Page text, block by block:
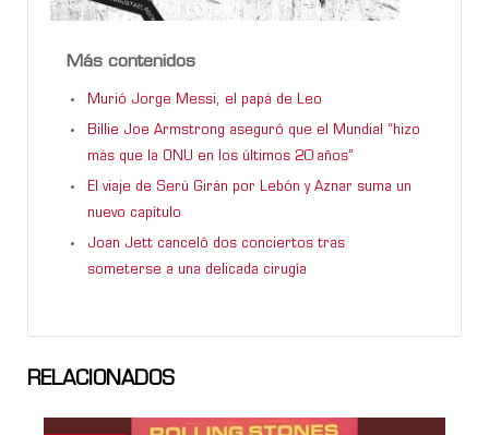
Más contenidos
Murió Jorge Messi, el papá de Leo
Billie Joe Armstrong aseguró que el Mundial “hizo
más que la ONU en los últimos 20 años”
El viaje de Serú Girán por Lebón y Aznar suma un
nuevo capítulo
Joan Jett canceló dos conciertos tras
someterse a una delicada cirugía
RELACIONADOS